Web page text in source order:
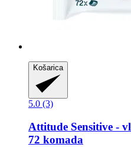
Košarica
5.0 (3)
Attitude Sensitive -​
72 komada